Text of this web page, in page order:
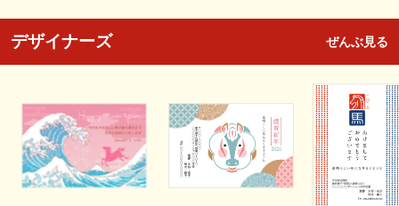
デザイナーズ ぜんぶ見る